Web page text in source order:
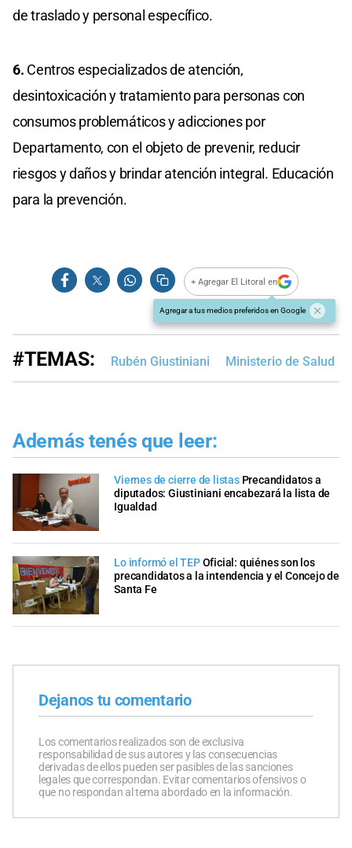
de traslado y personal específico.
6. Centros especializados de atención,
desintoxicación y tratamiento para personas con
consumos problemáticos y adicciones por
Departamento, con el objeto de prevenir, reducir
riesgos y daños y brindar atención integral. Educación
para la prevención.
+ Agregar El Litoral en
Agregar a tus medios preferidos en Google
#TEMAS: Rubén Giustiniani Ministerio de Salud
Además tenés que leer:
Viernes de cierre de listas Precandidatos a
diputados: Giustiniani encabezará la lista de
Igualdad
Lo informó el TEPOficial: quiénes son los
precandidatos a la intendencia y el Concejo de
Santa Fe
Dejanos tu comentario
Los comentarios realizados son de exclusiva
responsabilidad de sus autores y las consecuencias
derivadas de ellos pueden ser pasibles de las sanciones
legales que correspondan. Evitar comentarios ofensivos o
que no respondan al tema abordado en la información.